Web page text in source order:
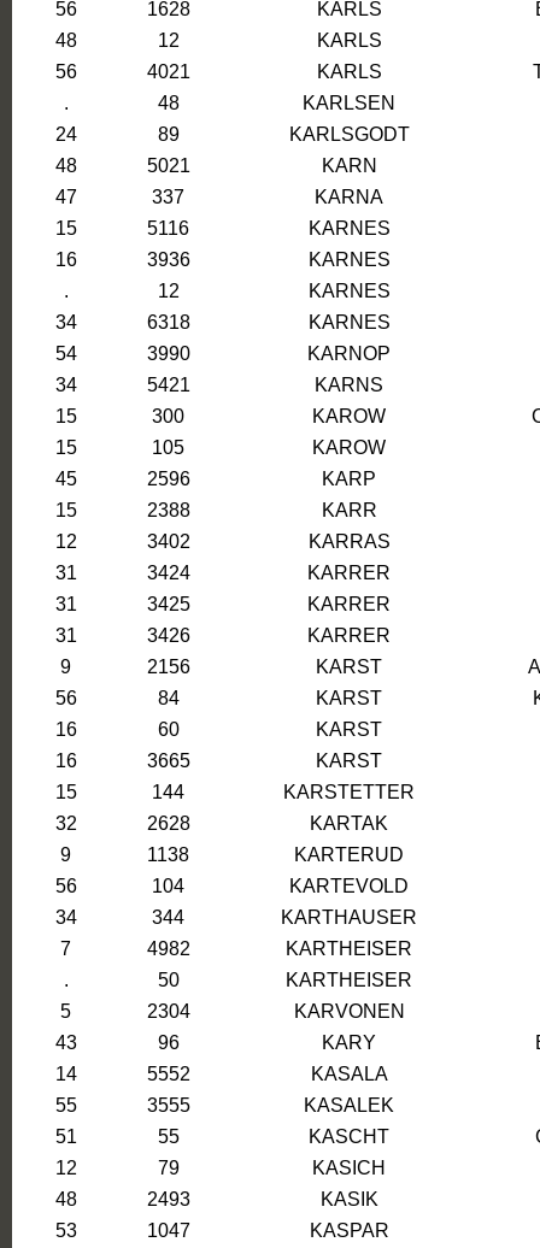
56 1628 KARLS
48
12
KARLS
56
4021 KARLS
.
48
KARLSEN
24
89
KARLSGODT
48
5021
KARN
47
337
KARNA
15
5116
KARNES
16
3936
KARNES
.
12
KARNES
34
6318
KARNES
54
3990
KARNOP
34
5421
KARNS
15
300 KAROW
15
105
KAROW
45
2596
KARP
15
2388
KARR
12
3402
KARRAS
31
3424
KARRER
31
3425
KARRER
31
3426
KARRER
9
2156 KARST
56
84 KARST
16
60
KARST
16
3665
KARST
15
144
KARSTETTER
32
2628
KARTAK
9
1138
KARTERUD
56
104
KARTEVOLD
34
344
KARTHAUSER
7
4982
KARTHEISER
.
50 KARTHEISER
5
2304
KARVONEN
43
96 KARY
14
5552
KASALA
55
3555
KASALEK
51
55 KASCHT
12
79
KASICH
48
2493
KASIK
53
1047
KASPAR